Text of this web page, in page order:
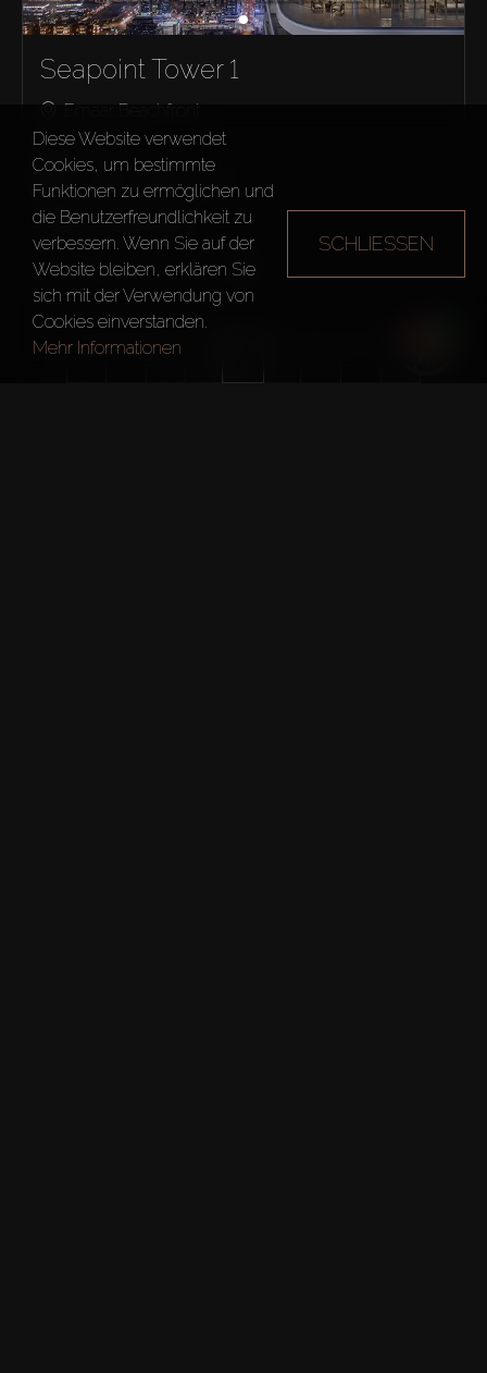
Seapoint Tower 1
Emaar Beachfront
Apartment
2
2 1382
AED 7,050,000
4
Diese Website verwendet
Cookies, um bestimmte
Funktionen zu ermöglichen und
die Benutzerfreundlichkeit zu
verbessern. Wenn Sie auf der
Website bleiben, erklären Sie
sich mit der Verwendung von
Cookies einverstanden.
Mehr Informationen
SCHLIESSEN